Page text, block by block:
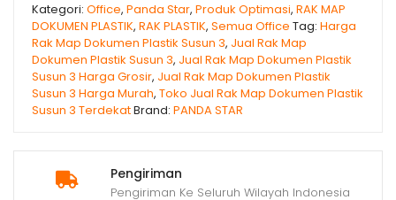
Pengiriman
Pengiriman Ke Seluruh Wilayah Indonesia
Kategori: Office, Panda Star, Produk Optimasi, RAK MAP
DOKUMEN PLASTIK, RAK PLASTIK, Semua Office Tag: Harga
Rak Map Dokumen Plastik Susun 3, Jual Rak Map
Dokumen Plastik Susun 3, Jual Rak Map Dokumen Plastik
Susun 3 Harga Grosir, Jual Rak Map Dokumen Plastik
Susun 3 Harga Murah, Toko Jual Rak Map Dokumen Plastik
Susun 3 TerdekatBrand: PANDA STAR